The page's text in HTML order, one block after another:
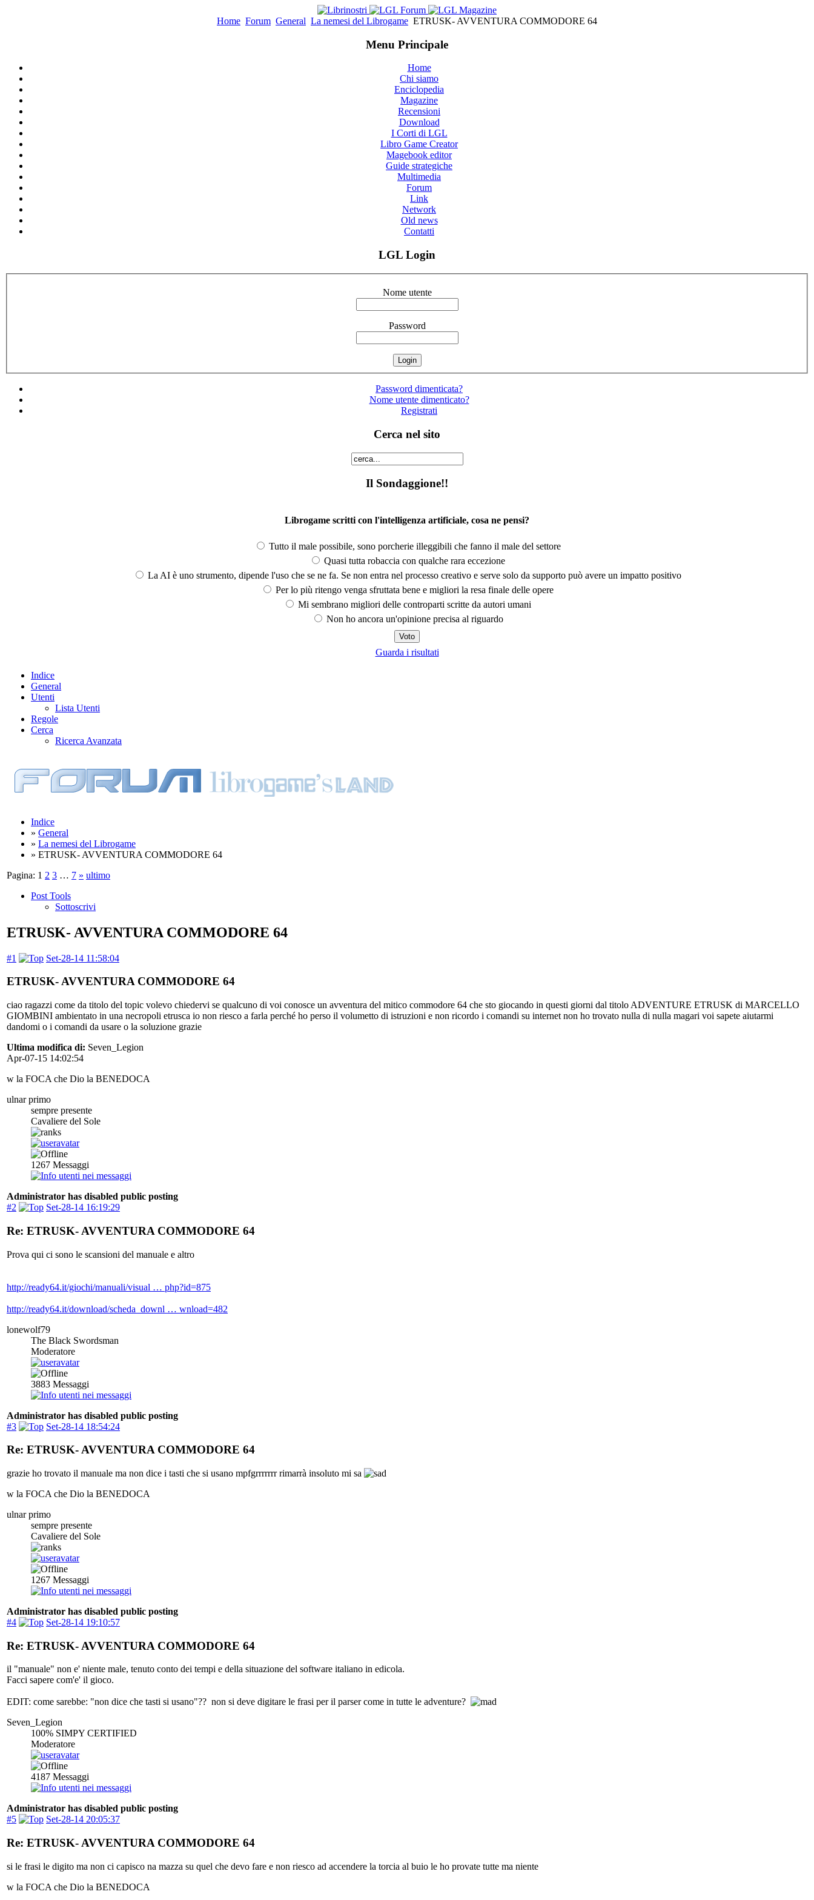
Home Forum General La nemesi del Librogame ETRUSK- AVVENTURA COMMODORE 64
Menu Principale
Home
Chi siamo
Enciclopedia
Magazine
Recensioni
Download
I Corti di LGL
Libro Game Creator
Magebook editor
Guide strategiche
Multimedia
Forum
Link
Network
Old news
Contatti
LGL Login
Nome utente
Password
Password dimenticata?
Nome utente dimenticato?
Registrati
Cerca nel sito
Il Sondaggione!!
Librogame scritti con l'intelligenza artificiale, cosa ne pensi?
Tutto il male possibile, sono porcherie illeggibili che fanno il male del settore
Quasi tutta robaccia con qualche rara eccezione
La AI è uno strumento, dipende l'uso che se ne fa. Se non entra nel processo creativo e serve solo da supporto può avere un impatto positivo
Per lo più ritengo venga sfruttata bene e migliori la resa finale delle opere
Mi sembrano migliori delle controparti scritte da autori umani
Non ho ancora un'opinione precisa al riguardo
Guarda i risultati
Indice
General
Utenti
Lista Utenti
Regole
Cerca
Ricerca Avanzata
Indice
» General
» La nemesi del Librogame
» ETRUSK- AVVENTURA COMMODORE 64
Pagina: 1 2 3 … 7 » ultimo
Post Tools
Sottoscrivi
ETRUSK- AVVENTURA COMMODORE 64
#1 Set-28-14 11:58:04
ETRUSK- AVVENTURA COMMODORE 64
ciao ragazzi come da titolo del topic volevo chiedervi se qualcuno di voi conosce un avventura del mitico commodore 64 che sto giocando in questi giorni dal titolo ADVENTURE ETRUSK di MARCELLO
GIOMBINI ambientato in una necropoli etrusca io non riesco a farla perché ho perso il volumetto di istruzioni e non ricordo i comandi su internet non ho trovato nulla di nulla magari voi sapete aiutarmi
dandomi o i comandi da usare o la soluzione grazie
Ultima modifica di: Seven_Legion
Apr-07-15 14:02:54
w la FOCA che Dio la BENEDOCA
ulnar primo
sempre presente
Cavaliere del Sole
1267 Messaggi
Administrator has disabled public posting
#2
Set-28-14 16:19:29
Re: ETRUSK- AVVENTURA COMMODORE 64
Prova qui ci sono le scansioni del manuale e altro
http://ready64.it/giochi/manuali/visual … php?id=875
http://ready64.it/download/scheda_downl … wnload=482
lonewolf79
The Black Swordsman
Moderatore
3883 Messaggi
Administrator has disabled public posting
#3
Set-28-14 18:54:24
Re: ETRUSK- AVVENTURA COMMODORE 64
grazie ho trovato il manuale ma non dice i tasti che si usano mpfgrrrrrrr rimarrà insoluto mi sa
w la FOCA che Dio la BENEDOCA
ulnar primo
sempre presente
Cavaliere del Sole
1267 Messaggi
Administrator has disabled public posting
#4
Set-28-14 19:10:57
Re: ETRUSK- AVVENTURA COMMODORE 64
il "manuale" non e' niente male, tenuto conto dei tempi e della situazione del software italiano in edicola.
Facci sapere com'e' il gioco.
EDIT: come sarebbe: "non dice che tasti si usano"?? non si deve digitare le frasi per il parser come in tutte le adventure?
Seven_Legion
100% SIMPY CERTIFIED
Moderatore
4187 Messaggi
Administrator has disabled public posting
#5
Set-28-14 20:05:37
Re: ETRUSK- AVVENTURA COMMODORE 64
si le frasi le digito ma non ci capisco na mazza su quel che devo fare e non riesco ad accendere la torcia al buio le ho provate tutte ma niente
w la FOCA che Dio la BENEDOCA